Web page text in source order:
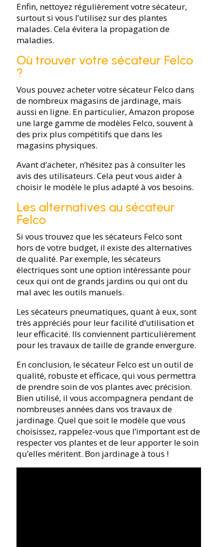
Enfin, nettoyez régulièrement votre sécateur,
surtout si vous l’utilisez sur des plantes
malades. Cela évitera la propagation de
maladies.
Où trouver votre sécateur Felco
?
Vous pouvez acheter votre sécateur Felco dans
de nombreux magasins de jardinage, mais
aussi en ligne. En particulier, Amazon propose
une large gamme de modèles Felco, souvent à
des prix plus compétitifs que dans les
magasins physiques.
Avant d’acheter, n’hésitez pas à consulter les
avis des utilisateurs. Cela peut vous aider à
choisir le modèle le plus adapté à vos besoins.
Les alternatives au sécateur
Felco
Si vous trouvez que les sécateurs Felco sont
hors de votre budget, il existe des alternatives
de qualité. Par exemple, les sécateurs
électriques sont une option intéressante pour
ceux qui ont de grands jardins ou qui ont du
mal avec les outils manuels.
Les sécateurs pneumatiques, quant à eux, sont
très appréciés pour leur facilité d’utilisation et
leur efficacité. Ils conviennent particulièrement
pour les travaux de taille de grande envergure.
En conclusion, le sécateur Felco est un outil de
qualité, robuste et efficace, qui vous permettra
de prendre soin de vos plantes avec précision.
Bien utilisé, il vous accompagnera pendant de
nombreuses années dans vos travaux de
jardinage. Quel que soit le modèle que vous
choisissez, rappelez-vous que l’important est de
respecter vos plantes et de leur apporter le soin
qu’elles méritent. Bon jardinage à tous !